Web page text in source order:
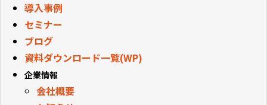
導入事例
セミナー
ブログ
資料ダウンロード一覧(WP)
企業情報
会社概要